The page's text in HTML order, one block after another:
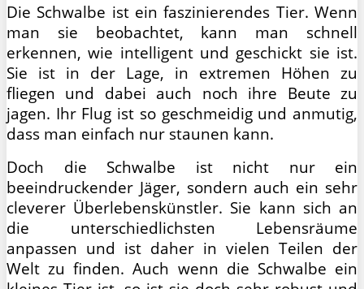
Die Schwalbe ist ein faszinierendes Tier. Wenn
man sie beobachtet, kann man schnell
erkennen, wie intelligent und geschickt sie ist.
Sie ist in der Lage, in extremen Höhen zu
fliegen und dabei auch noch ihre Beute zu
jagen. Ihr Flug ist so geschmeidig und anmutig,
dass man einfach nur staunen kann.
Doch die Schwalbe ist nicht nur ein
beeindruckender Jäger, sondern auch ein sehr
cleverer Überlebenskünstler. Sie kann sich an
die unterschiedlichsten Lebensräume
anpassen und ist daher in vielen Teilen der
Welt zu finden. Auch wenn die Schwalbe ein